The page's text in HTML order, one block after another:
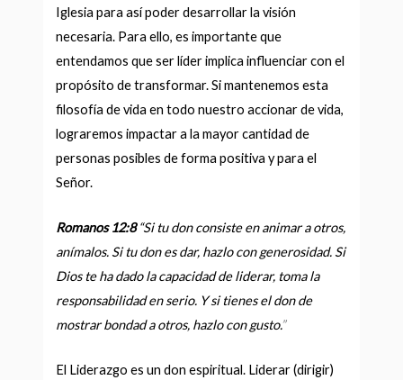
Iglesia para así poderdesarrollar la visión
necesaria. Para ello, es importante que
entendamos que ser líder implica influenciar con el
propósito de transformar. Si mantenemos esta
filosofía de vida en todo nuestro accionar de vida,
lograremos impactar a la mayor cantidad de
personas posibles de forma positiva y para el
Señor.
Romanos 12:8“Si tu don consiste en animar a otros,
anímalos. Si tu don es dar, hazlo con generosidad. Si
Dios te ha dado la capacidad de liderar, toma la
responsabilidad en serio. Y si tienes el don de
mostrar bondad a otros, hazlo con gusto.”
El Liderazgo es un don espiritual. Liderar (dirigir)